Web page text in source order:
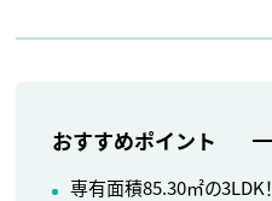
おすすめポイント
専有面積85.30㎡の3LDK！